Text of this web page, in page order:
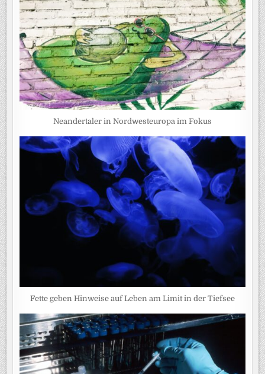
Neandertaler in Nordwesteuropa im Fokus
Fette geben Hinweise auf Leben am Limit in der Tiefsee